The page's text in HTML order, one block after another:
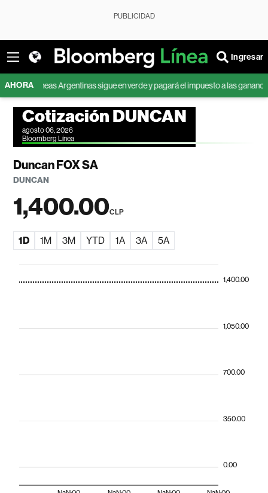
PUBLICIDAD
Ingresar
AHORAArgentinas sigue en verde y pagará el impuesto a las ganancias por
Cotización DUNCAN
agosto 06, 2026
Bloomberg Línea
Duncan FOX SA
DUNCAN
1,400.00CLP
1D 1M 3M YTD 1A 3A 5A
0.00
350.00
700.00
1,050.00
1,400.00